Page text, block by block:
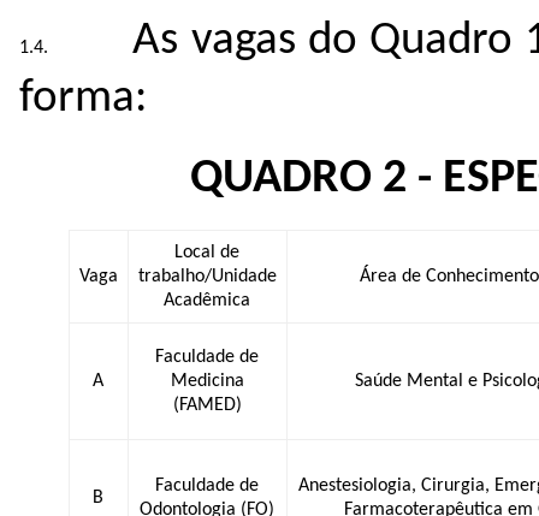
As vagas do Quadro
forma:
QUADRO 2 -
Vaga
Local de
trabalho/Unidade
Acadêmica
Área de
A
Faculdade de
Medicina
(FAMED)
Saúde Mental e
B
Faculdade de
Odontologia (FO)
Anestesiologia, Cirurgia,
Farmacoterapêutica em